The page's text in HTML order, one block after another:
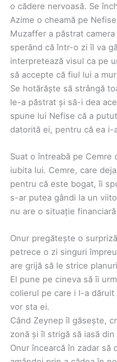
o cădere nervoasă. Se
Azime o cheamă pe
Muzaffer a păstrat
sperând că într-o zi îl va
interpretează visul ca pe
să accepte că fiul lui a
Se hotărăște să strângă
le-a păstrat și să-i dea
spune lui Nefise că a
datorită ei, pentru că ea i-
Suat o întreabă pe Cemre
iubita lui. Cemre, care
pentru că este bogat, îi
s-ar putea gândi la un
nu are o situație
Onur pregătește o
petrece o zi singuri
are grijă să le strice
El pune pe cineva să îi
colierul pe care i l-a
vor sta ei.
Când Zeynep îl găsește,
zonă și îl strigă să iasă
Onur încearcă în zadar să